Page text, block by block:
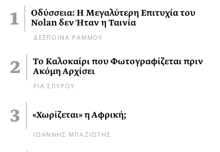
Οδύσσεια: Η Μεγαλύτερη Επιτυχία του
Nolan δεν Ήταν η Ταινία
ΔΕΣΠΟΙΝΑ ΡΑΜΜΟΥ
Το Καλοκαίρι που Φωτογραφίζεται πριν
Ακόμη Αρχίσει
ΡΙΑ ΣΠΥΡΟΥ
«Χωρίζεται» η Αφρική;
ΙΩΑΝΝΗΣ ΜΠΑΖΙΩΤΗΣ